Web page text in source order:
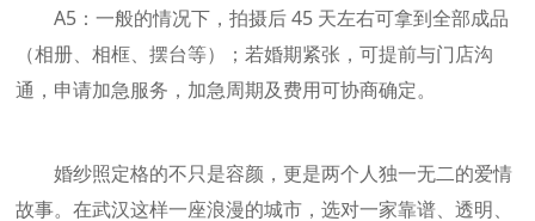
A5：一般的情况下，拍摄后 45 天左右可拿到全部成品
（相册、相框、摆台等）；若婚期紧张，可提前与门店沟
通，申请加急服务，加急周期及费用可协商确定。
婚纱照定格的不只是容颜，更是两个人独一无二的爱情
故事。在武汉这样一座浪漫的城市，选对一家靠谱、透明、